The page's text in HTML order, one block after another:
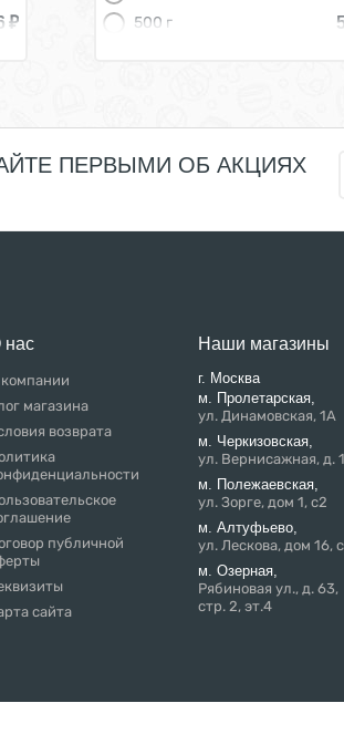
₽
500 г
ПЕРВЫМИ ОБ АКЦИЯХ
нас
магазина
возврата
публичной
сайта
Наши магазины
г. Москва
м. Пролетарская,
ул. Динамовская, 1А
м. Черкизовская,
ул. Вернисажная, д.
м. Полежаевская,
ул. Зорге, дом 1, с2
м. Алтуфьево,
ул. Лескова, дом 16,
м. Озерная,
Рябиновая ул., д. 63,
стр. 2, эт.4